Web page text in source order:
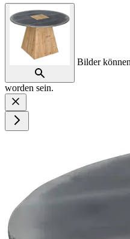
Bilder
worden sein.